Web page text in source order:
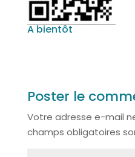
A bientôt
Poster le
Votre adresse e-mail
champs obligatoires